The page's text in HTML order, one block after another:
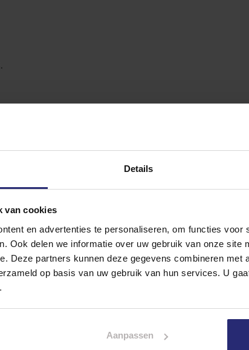
Details
van cookies
en advertenties te personaliseren, om functies voor
Ook delen we informatie over uw gebruik van onze site
Deze partners kunnen deze gegevens combineren met
op basis van uw gebruik van hun services. U
Aanpassen